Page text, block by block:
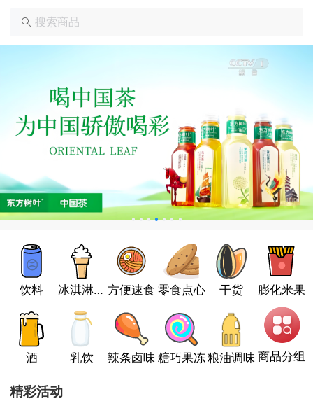
饮料
冰淇淋雪
糕
方便速食 零食点心 干货 膨化米果
酒 乳饮 辣条卤味 糖巧果冻粮油调味 商品分组
精彩活动